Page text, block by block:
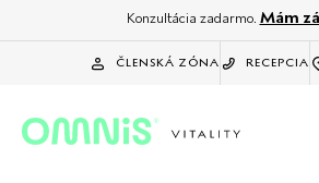
Konzultácia zadarmo. Mám
ČLENSKÁ ZÓNA RECEPCIA